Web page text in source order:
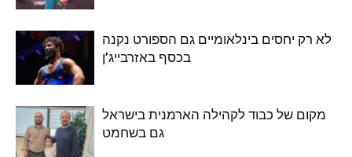
לא רק יחסים בינלאומיים גם הספורט נקנה
בכסף באזרבייג’ן
מקום של כבוד לקהילה הארמנית בישראל
גם בשחמט